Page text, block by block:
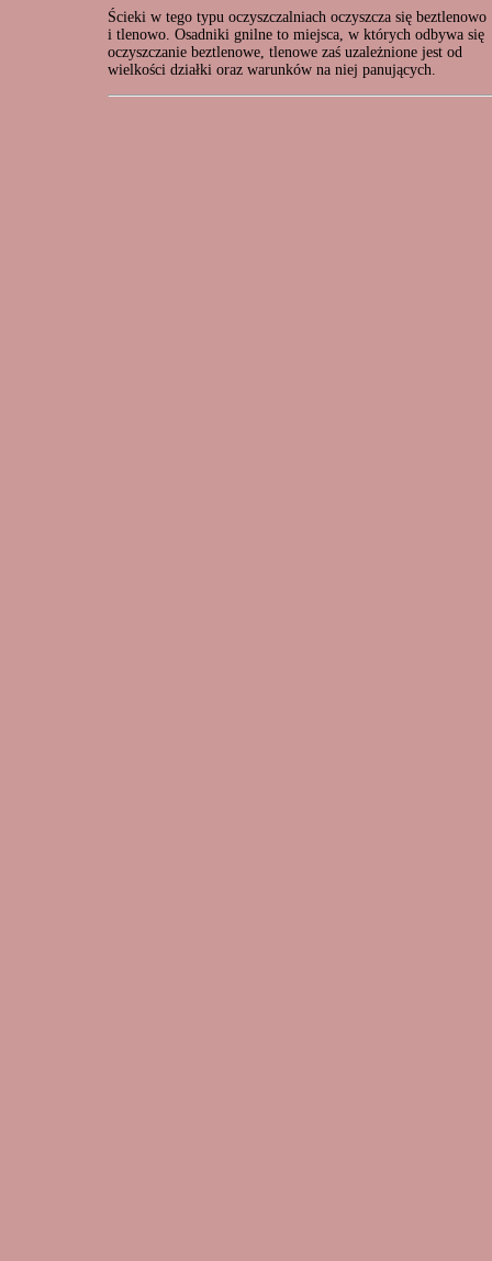
Ścieki w tego typu oczyszczalniach oczyszcza się beztlenowo
i tlenowo. Osadniki gnilne to miejsca, w których odbywa się
oczyszczanie beztlenowe, tlenowe zaś uzależnione jest od
wielkości działki oraz warunków na niej panujących.